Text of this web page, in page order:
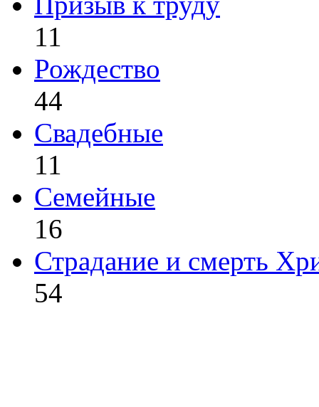
11
Рождество
44
Свадебные
11
Семейные
16
Страдание и смерть
54